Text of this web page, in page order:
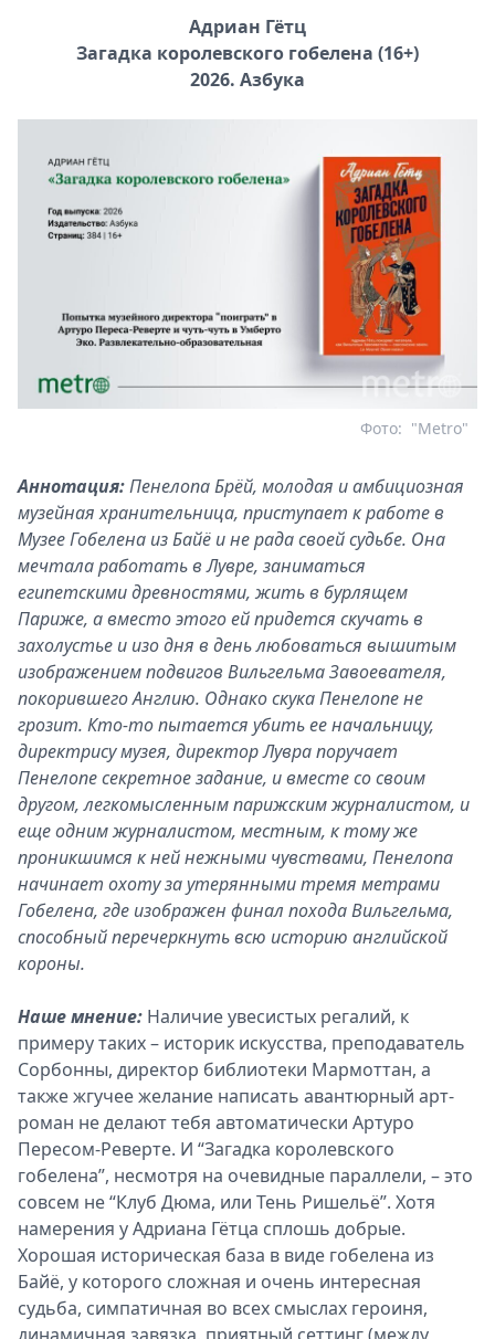
Адриан Гётц
Загадка королевского гобелена (16+)
2026. Азбука
"Metro"
Фото:
Аннотация:Пенелопа Брёй, молодая и амбициозная
музейная хранительница, приступает к работе в
Музее Гобелена из Байё и не рада своей судьбе. Она
мечтала работать в Лувре, заниматься
египетскими древностями, жить в бурлящем
Париже, а вместо этого ей придется скучать в
захолустье и изо дня в день любоваться вышитым
изображением подвигов Вильгельма Завоевателя,
покорившего Англию. Однако скука Пенелопе не
грозит. Кто-то пытается убить ее начальницу,
директрису музея, директор Лувра поручает
Пенелопе секретное задание, и вместе со своим
другом, легкомысленным парижским журналистом, и
еще одним журналистом, местным, к тому же
проникшимся к ней нежными чувствами, Пенелопа
начинает охоту за утерянными тремя метрами
Гобелена, где изображен финал похода Вильгельма,
способный перечеркнуть всю историю английской
короны.
Наше мнение: Наличие увесистых регалий, к
примеру таких – историк искусства, преподаватель
Сорбонны, директор библиотеки Мармоттан, а
также жгучее желание написать авантюрный арт-
роман не делают тебя автоматически Артуро
Пересом-Реверте. И “Загадка королевского
гобелена”, несмотря на очевидные параллели, – это
совсем не “Клуб Дюма, или Тень Ришельё”. Хотя
намерения у Адриана Гётца сплошь добрые.
Хорошая историческая база в виде гобелена из
Байё, у которого сложная и очень интересная
судьба, симпатичная во всех смыслах героиня,